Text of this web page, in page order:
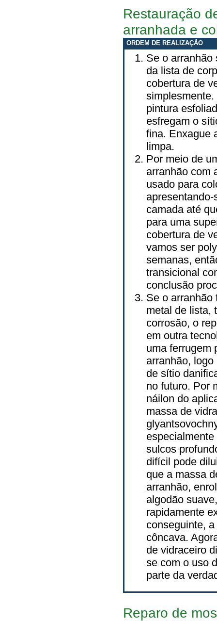
Restauração
arranhada e
ORDEM DE REALIZAÇÃO
Se o arranhão
da lista de
cobertura de
pintura
esfregam o
fina. Enxague
limpa.
Por meio de
arranhão com
usado para
camada até
para uma
cobertura de
vamos ser
semanas,
transicional
conclusão
Se o arranhão
metal de lista,
corrosão, o
em outra
uma ferrugem
arranhão,
de sítio
no futuro. Por
náilon do
massa de
sulcos
difícil pode
que a massa
arranhão,
algodão
rapidamente
conseguinte,
côncava.
de vidraceiro
se com o uso
parte da
Reparo de